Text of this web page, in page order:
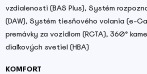
vzdialenosti (BAS Plus), Systém
(DAW), Systém tiesňového volania (e-
premávky za vozidlom (RCTA), 360°
diaľkových svetiel (HBA)
KOMFORT